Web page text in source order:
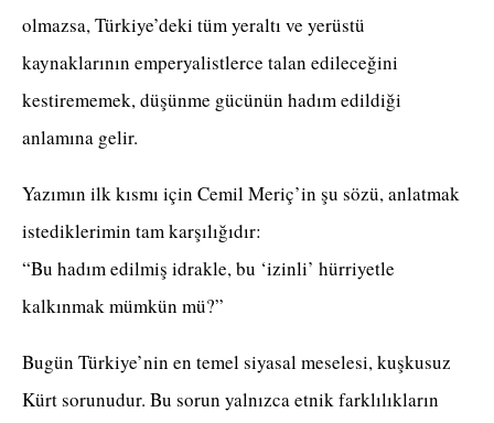
olmazsa, Türkiye’deki tüm yeraltı ve yerüstü
kaynaklarının emperyalistlerce talan edileceğini
kestirememek, düşünme gücünün hadım edildiği
anlamına gelir.
Yazımın ilk kısmı için Cemil Meriç’in şu sözü, anlatmak
istediklerimin tam karşılığıdır:
“Bu hadım edilmiş idrakle, bu ‘izinli’ hürriyetle
kalkınmak mümkün mü?”
Bugün Türkiye’nin en temel siyasal meselesi, kuşkusuz
Kürt sorunudur. Bu sorun yalnızca etnik farklılıkların